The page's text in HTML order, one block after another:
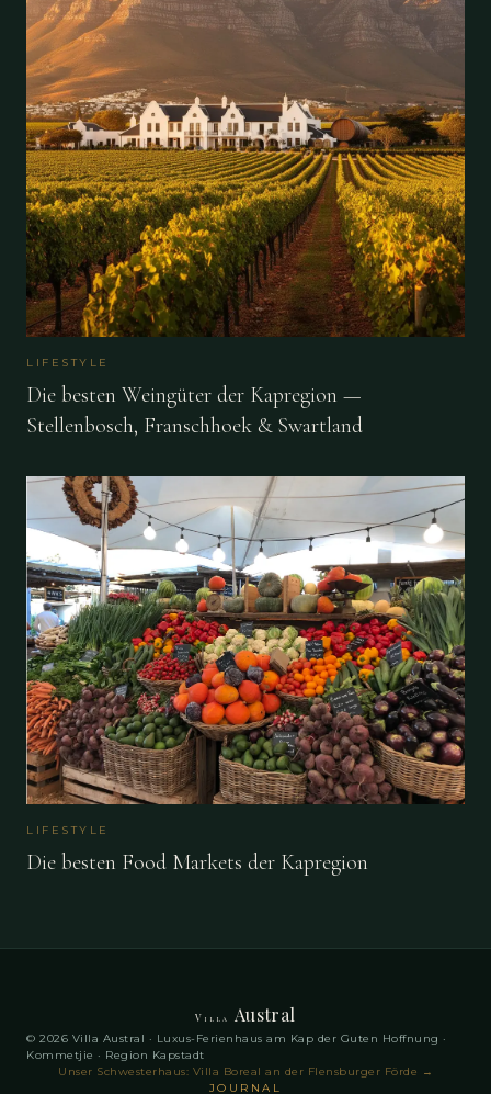
LIFESTYLE
Die besten Weingüter der Kapregion —
Stellenbosch, Franschhoek & Swartland
LIFESTYLE
Die besten Food Markets der Kapregion
Villa Austral
© 2026 Villa Austral · Luxus-Ferienhaus am Kap der Guten Hoffnung ·
Kommetjie · Region Kapstadt
Unser Schwesterhaus: Villa Boreal an der Flensburger Förde →
JOURNAL